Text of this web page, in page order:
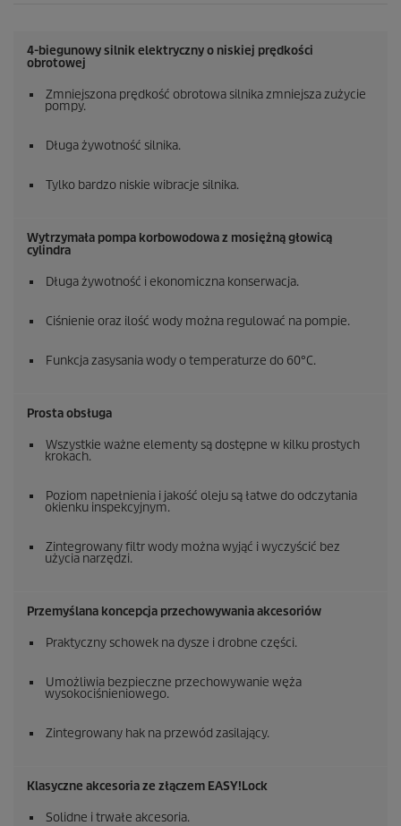
4-biegunowy silnik elektryczny o niskiej prędkości
obrotowej
Zmniejszona prędkość obrotowa silnika zmniejsza zużycie
pompy.
Długa żywotność silnika.
Tylko bardzo niskie wibracje silnika.
Wytrzymała pompa korbowodowa z mosiężną głowicą
cylindra
Długa żywotność i ekonomiczna konserwacja.
Ciśnienie oraz ilość wody można regulować na pompie.
Funkcja zasysania wody o temperaturze do 60°C.
Prosta obsługa
Wszystkie ważne elementy są dostępne w kilku prostych
krokach.
Poziom napełnienia i jakość oleju są łatwe do odczytania
okienku inspekcyjnym.
Zintegrowany filtr wody można wyjąć i wyczyścić bez
użycia narzędzi.
Przemyślana koncepcja przechowywania akcesoriów
Praktyczny schowek na dysze i drobne części.
Umożliwia bezpieczne przechowywanie węża
wysokociśnieniowego.
Zintegrowany hak na przewód zasilający.
Klasyczne akcesoria ze złączem EASY!Lock
Solidne i trwałe akcesoria.